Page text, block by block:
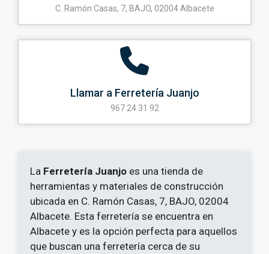
C. Ramón Casas, 7, BAJO, 02004 Albacete
Llamar a Ferretería Juanjo
967 24 31 92
La Ferretería Juanjo es una tienda de
herramientas y materiales de construcción
ubicada en C. Ramón Casas, 7, BAJO, 02004
Albacete. Esta ferretería se encuentra en
Albacete y es la opción perfecta para aquellos
que buscan una ferretería cerca de su